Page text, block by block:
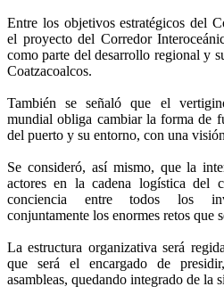
Entre los objetivos estratégicos del
el proyecto del Corredor
como parte del desarrollo regional y
Coatzacoalcos.
También se señaló que el
mundial obliga cambiar la forma de
del puerto y su entorno, con una
Se consideró, así mismo, que la
actores en la cadena logística del
conciencia entre todos los
conjuntamente los enormes retos que
La estructura organizativa será
que será el encargado de
asambleas, quedando integrado de la